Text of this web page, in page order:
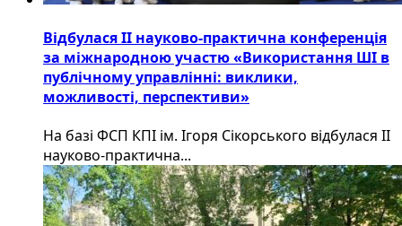
Відбулася ІІ науково-практична конференція
за міжнародною участю «Використання ШІ в
публічному управлінні: виклики,
можливості, перспективи»
На базі ФСП КПІ ім. Ігоря Сікорського відбулася ІІ
науково-практична...